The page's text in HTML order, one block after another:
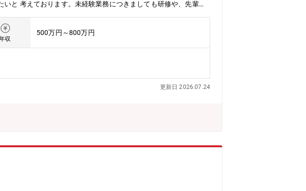
と 考えております。未経験業務につきましても研修や、先輩社
収
500万円～800万円
更新日 2026.07.24